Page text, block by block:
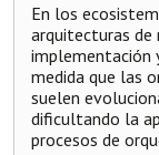
En los
arquitecturas de
implementación
medida que las
suelen
dificultando la
procesos de